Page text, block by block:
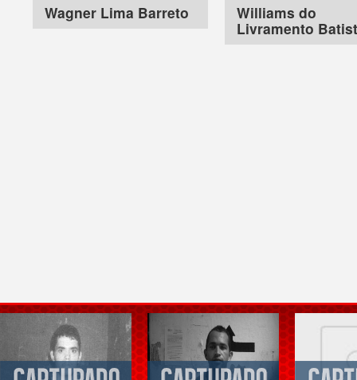
Wagner Lima Barreto
Williams do
Livramento